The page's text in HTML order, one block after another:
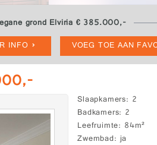
grond Elviria € 385.000,-
INFO VOEG TOE AAN
Slaapkamers 2
Badkamers 2
Leefruimte 84m²
Zwembad ja